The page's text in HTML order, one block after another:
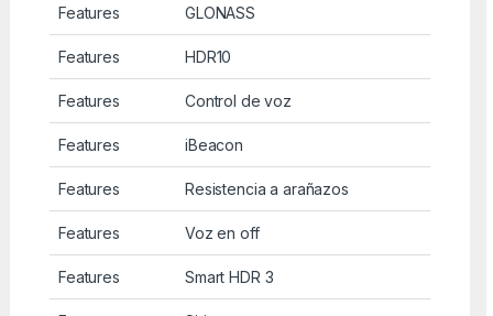
Features GLONASS
Features HDR10
Features Control de voz
Features iBeacon
Features Resistencia a arañazos
Features Voz en off
Features Smart HDR 3